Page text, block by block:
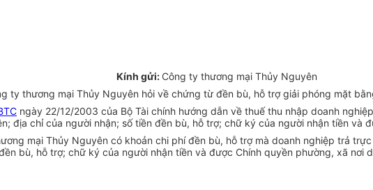
Kính gửi: Công ty thương mại Thủy Nguyên
ty thương mại Thủy Nguyên hỏi về chứng từ đền bù, hỗ trợ giải phóng mặt
ngày 22/12/2003 của Bộ Tài chính hướng dẫn về thuế thu nhập doanh
địa chỉ của người nhận; số tiền đền bù, hỗ trợ; chữ ký của người nhận tiền và
mại Thủy Nguyên có khoản chi phí đền bù, hỗ trợ mà doanh nghiệp trả
bù, hỗ trợ; chữ ký của người nhận tiền và được Chính quyền phường, xã